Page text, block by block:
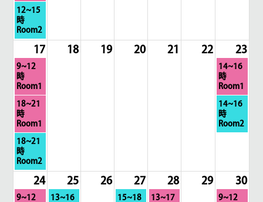
月
10th
2026
月
曜
日,
8
10th
2026
12~15
時
Room2
17 18 19 20 21 22 23
月
曜
日,
8
月
17th
2026
9~12
時
Room1
日
曜
日,
8
月
23rd
2026
14~16
時
Room1
月
曜
日,
8
月
17th
2026
18~21
時
Room1
日
曜
日,
8
14~16
時
Room2
月
曜
日,
8
17th
2026
18~21
時
Room2
24 25 26 27 28 29 30
月
9~12 火
13~16 木
15~18 金
13~17 日
9~12